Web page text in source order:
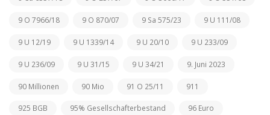
9 O 7966/18 9 O 870/07 9 Sa 575/23 9 U 111/08
9 U 12/19 9 U 1339/14 9 U 20/10 9 U 233/09
9 U 236/09 9 U 31/15 9 U 34/21 9. Juni 2023
90 Millionen 90 Mio 91 O 25/11 911
925 BGB 95% Gesellschafterbestand 96 Euro